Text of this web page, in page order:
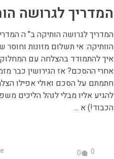
המדריך לגרושה
המדריך לגרושה הותיקה ב" ה
הוותיקה: אי תשלום מזונות וחוסר
איך להתמודד בהצלחה עם
אחרי ההסכם? אז הגירושין כבר
חתמתם על הסכם ואולי אפילו
להגיע אליו מבלי לנהל הליכים
הכבוד!) א ...
0
0